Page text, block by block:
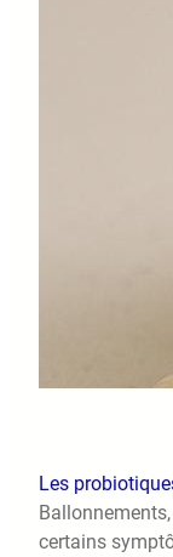
Les
certains